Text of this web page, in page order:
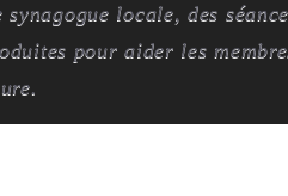
locale, des
pour aider les